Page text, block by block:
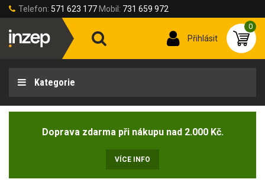
Telefon: 571 623 177 Mobil: 731 659 972
Přihlásit
0
Kategorie
Doprava zdarma při nákupu nad 2.000 Kč.
VÍCE INFO